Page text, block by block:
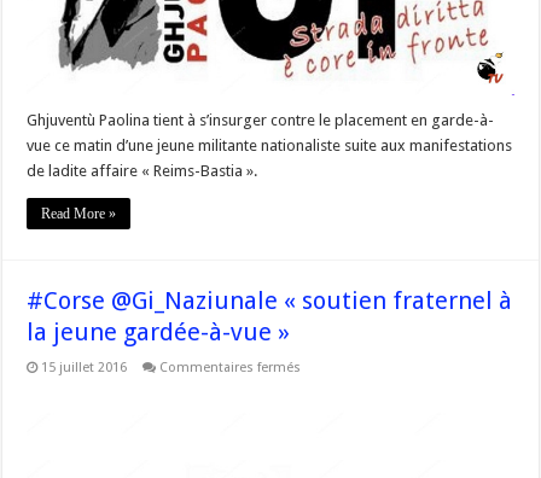
Ghjuventù Paolina tient à s’insurger contre le placement en garde-à-
vue ce matin d’une jeune militante nationaliste suite aux manifestations
de ladite affaire « Reims-Bastia ».
Read More »
#Corse @Gi_Naziunale « soutien fraternel à
la jeune gardée-à-vue »
15 juillet 2016 Commentaires fermés